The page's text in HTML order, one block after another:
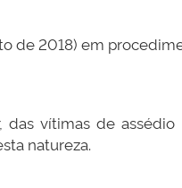
de 2018) em
das vítimas de
natureza.